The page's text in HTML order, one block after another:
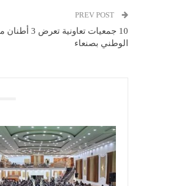
10 جمعيات
الوطني بصنعاء